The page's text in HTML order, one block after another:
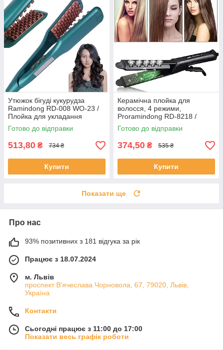
Утюжок бігуді кукурудза
Ramindong RD-008 WO-23 /
Плойка для укладання
волосся / Випрямляч для
волосся
Готово до відправки
513,80 ₴ 734 ₴
Купити
Керамічна плойка для
волосся, 4 режими,
Proramindong RD-8218 /
Праска для волосся /
Випрямляч для волосся
Готово до відправки
374,50 ₴ 535 ₴
Купити
Показати ще
Про нас
93% позитивних з 181 відгука за рік
Працює з 18.07.2024
м. Львів
проспект В'ячеслава Чорновола, 67, 79020, Львів,
Україна
Контакти
Сьогодні працює з 11:00 до 17:00
Показати весь графік роботи